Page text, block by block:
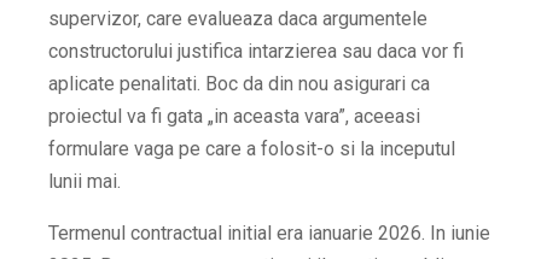
supervizor, care evalueaza daca argumentele
constructorului justifica intarzierea sau daca vor fi
aplicate penalitati. Boc da din nou asigurari ca
proiectul va fi gata „in aceasta vara”, aceeasi
formulare vaga pe care a folosit-o si la inceputul
lunii mai.
Termenul contractual initial era ianuarie 2026. In iunie